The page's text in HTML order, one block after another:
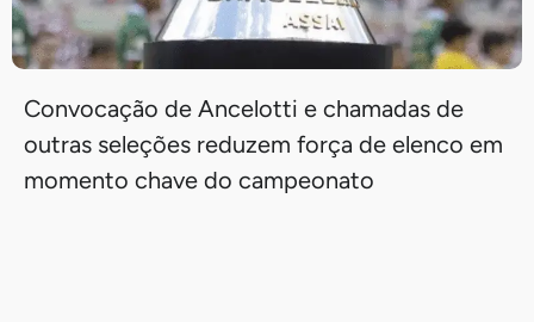
Convocação de Ancelotti e chamadas de
outras seleções reduzem força de elenco em
momento chave do campeonato